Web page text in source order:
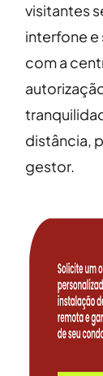
visitantes
interfone e
com a
distância,
gestor.